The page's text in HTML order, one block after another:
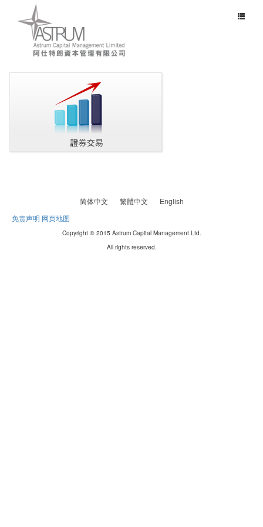
Toggle
简体中文 繁體中文
English
免责声明 网页地图
Copyright © 2015 Astrum Capital Management Ltd.
All rights reserved.